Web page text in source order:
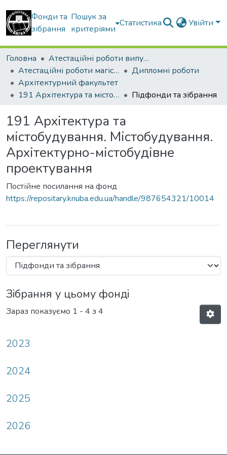
Фонди та
зібрання
Пошук за
критеріями
Статистика Увійти
Головна
Атестаційні роботи випускників
Атестаційні роботи магістрів
Дипломні роботи
Архітектурний факультет
191 Архітектура та містобудування. Містобудування. Архітектурно-містобудівне проектування
Підфонди та зібрання
191 Архітектура та
містобудування. Містобудування.
Архітектурно-містобудівне
проектування
Постійне посилання на фонд
https://repositary.knuba.edu.ua/handle/987654321/10014
Переглянути
Зібрання у цьому фонді
Зараз показуємо 1 - 4 з 4
2023
2024
2025
2026